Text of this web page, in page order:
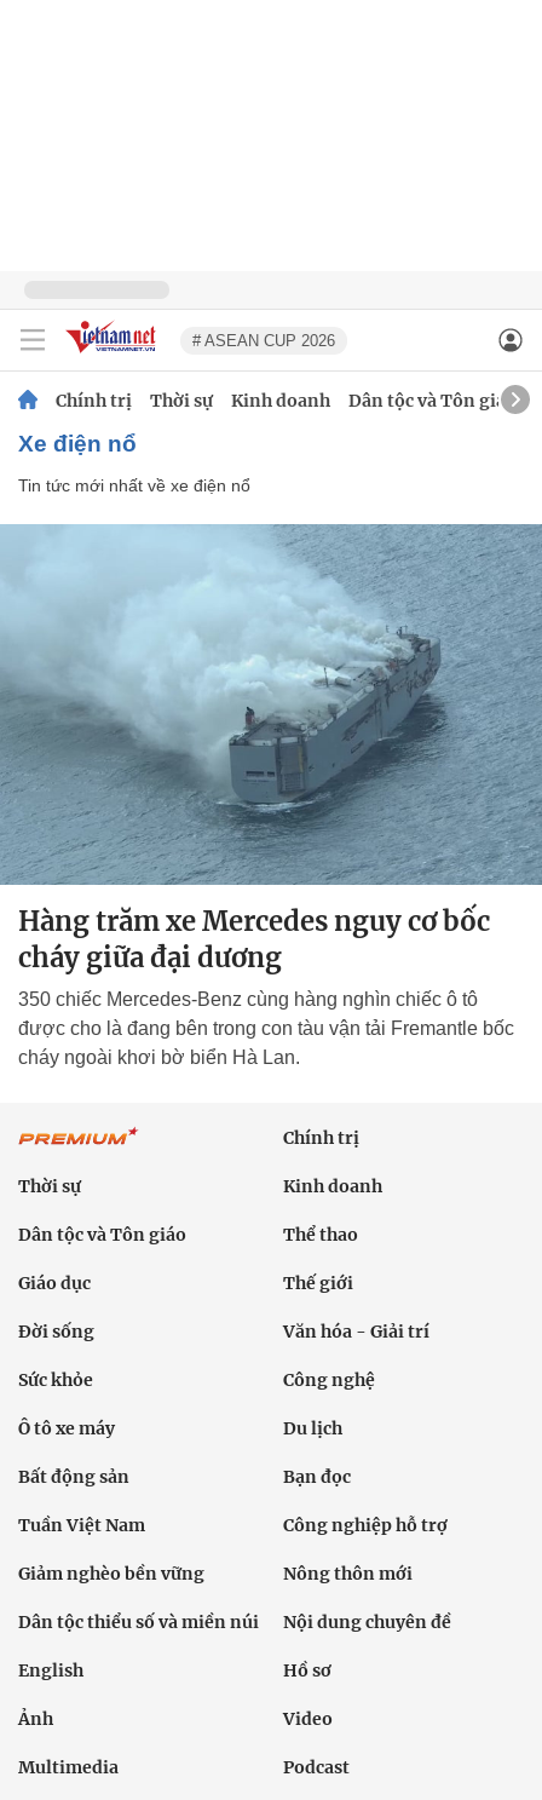
# ASEAN CUP 2026
Chính trị Thời sự Kinh doanh Dân tộc và Tôn giáo
xe điện nổ
Tin tức mới nhất về xe điện nổ
Hàng trăm xe Mercedes nguy cơ bốc
cháy giữa đại dương
350 chiếc Mercedes-Benz cùng hàng nghìn chiếc ô tô
được cho là đang bên trong con tàu vận tải Fremantle bốc
cháy ngoài khơi bờ biển Hà Lan.
Chính trị
Thời sự Kinh doanh
Dân tộc và Tôn giáo Thể thao
Giáo dục Thế giới
Đời sống Văn hóa - Giải trí
Sức khỏe Công nghệ
Ô tô xe máy Du lịch
Bất động sản Bạn đọc
Tuần Việt Nam Công nghiệp hỗ trợ
Giảm nghèo bền vững Nông thôn mới
Dân tộc thiểu số và miền núi Nội dung chuyên đề
English Hồ sơ
Ảnh Video
Multimedia Podcast